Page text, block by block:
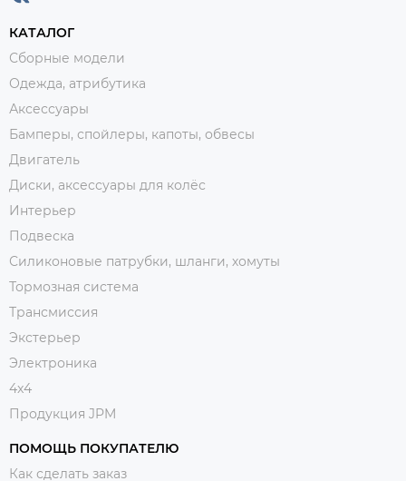
КАТАЛОГ
Сборные модели
Одежда, атрибутика
Аксессуары
Бамперы, спойлеры, капоты, обвесы
Двигатель
Диски, аксессуары для колёс
Интерьер
Подвеска
Силиконовые патрубки, шланги, хомуты
Тормозная система
Трансмиссия
Экстерьер
Электроника
4x4
Продукция JPM
ПОМОЩЬ ПОКУПАТЕЛЮ
Как сделать заказ